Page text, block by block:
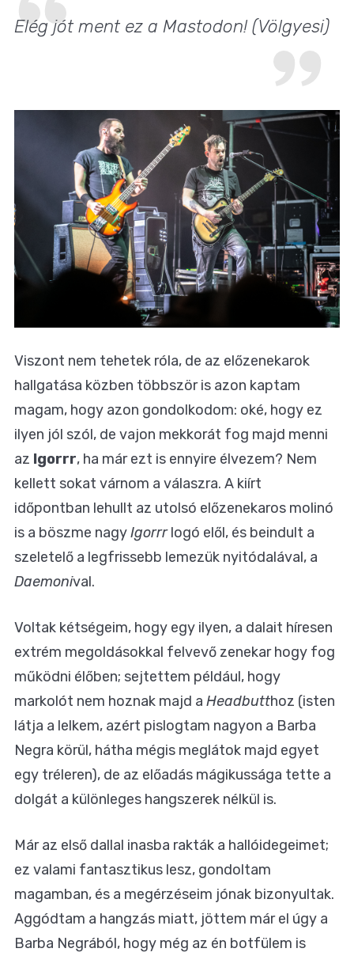
Elég jót ment ez a Mastodon! (Völgyesi)
Viszont nem tehetek róla, de az előzenekarok
hallgatása közben többször is azon kaptam
magam, hogy azon gondolkodom: oké, hogy ez
ilyen jól szól, de vajon mekkorát fog majd menni
az Igorrr, ha már ezt is ennyire élvezem? Nem
kellett sokat várnom a válaszra. A kiírt
időpontban lehullt az utolsó előzenekaros molinó
is a böszme nagyIgorrrlogó elől, és beindult a
szeletelő a legfrissebb lemezük nyitódalával, a
Daemonival.
Voltak kétségeim, hogy egy ilyen, a dalait híresen
extrém megoldásokkal felvevő zenekar hogy fog
működni élőben; sejtettem például, hogy
markolót nem hoznak majd a Headbutthoz (isten
látja a lelkem, azért pislogtam nagyon a Barba
Negra körül, hátha mégis meglátok majd egyet
egy tréleren), de az előadás mágikussága tette a
dolgát a különleges hangszerek nélkül is.
Már az első dallal inasba rakták a hallóidegeimet;
ez valami fantasztikus lesz, gondoltam
magamban, és a megérzéseim jónak bizonyultak.
Aggódtam a hangzás miatt, jöttem már el úgy a
Barba Negrából, hogy még az én botfülem is